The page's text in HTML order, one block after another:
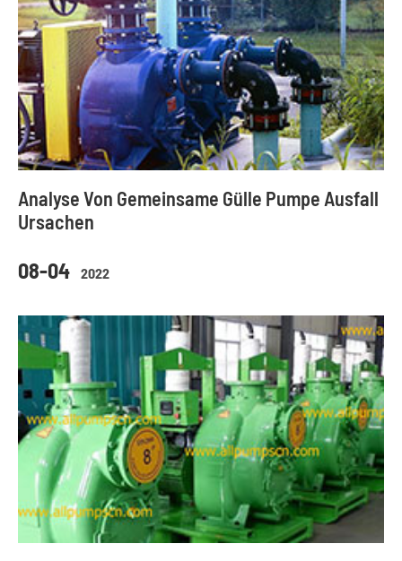
08-04 2022
Analyse Von Gemeinsame Gülle Pumpe Ausfall
Ursachen